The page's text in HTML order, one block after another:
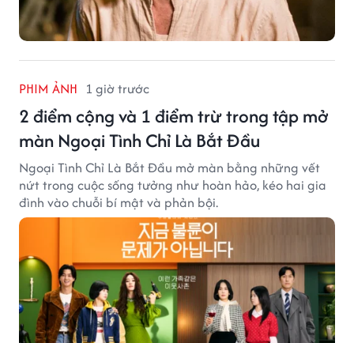
PHIM ẢNH 1 giờ trước
2 điểm cộng và 1 điểm trừ trong tập mở
màn Ngoại Tình Chỉ Là Bắt Đầu
Ngoại Tình Chỉ Là Bắt Đầu mở màn bằng những vết
nứt trong cuộc sống tưởng như hoàn hảo, kéo hai gia
đình vào chuỗi bí mật và phản bội.